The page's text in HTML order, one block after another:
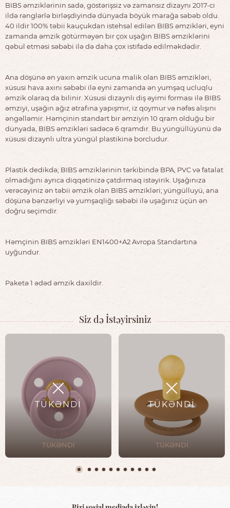
BIBS əmziklərinin sadə, göstərişsiz və zamansız dizaynı 2017-ci
ildə rənglərlə birləşdiyində dünyada böyük marağa səbəb oldu.
40 ildir 100% təbii kauçukdan istehsal edilən BIBS əmzikləri, eyni
zamanda əmzik götürməyən bir çox uşağın BIBS əmziklərini
qəbul etməsi səbəbi ilə də daha çox istifadə edilməkdədir.
Ana döşünə ən yaxın əmzik ucuna malik olan BIBS əmzikləri,
xüsusi hava axını səbəbi ilə eyni zamanda ən yumşaq ucluqlu
əmzik olaraq da bilinir. Xüsusi dizaynlı diş əyimi forması ilə BIBS
əmziyi, uşağın ağız ətrafına yapışmır, iz qoymur və nəfəs alışını
əngəlləmir. Həmçinin standart bir əmziyin 10 qram olduğu bir
dünyada, BIBS əmzikləri sadəcə 6 qramdır. Bu yüngüllüyünü də
xüsusi dizaynlı ultra yüngül plastikinə borcludur.
Plastik dedikdə; BIBS əmziklərinin tərkibində BPA, PVC və fatalat
olmadığını ayrıca diqqətinizə çatdırmaq istəyirik. Uşağınıza
verəcəyiniz ən təbii əmzik olan BIBS əmzikləri; yüngülluyü, ana
döşünə bənzərliyi və yumşaqliğı səbəbi ilə uşağınız üçün ən
doğru seçimdir.
Həmçinin BIBS əmzikləri EN1400+A2 Avropa Standartına
uyğundur.
Paketə 1 ədəd əmzik daxildir.
Siz də İstəyirsiniz
TÜKƏNDİ
TÜKƏNDİ
TÜKƏNDİ
TÜKƏNDİ